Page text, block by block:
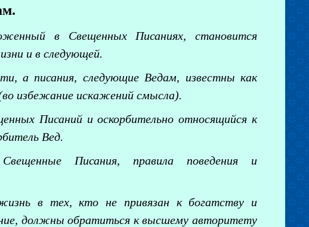
в Свещенных Писаниях, становится
и в следующей.
а писания, следующие Ведам, известны как
избежание искажений смысла).
Писаний и оскорбительно относящийся к
Вед.
Писания, правила поведения и
в тех, кто не привязан к богатству и
должны обратиться к высшему авторитету